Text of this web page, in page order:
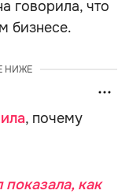
говорила, что
бизнесе.
НИЖЕ
, почему
как